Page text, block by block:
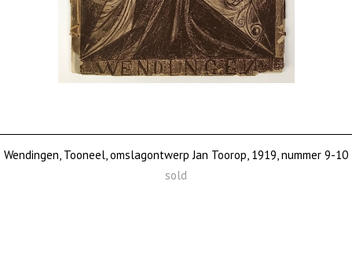
Wendingen, Tooneel, omslagontwerp Jan Toorop, 1919, nummer 9-10
sold